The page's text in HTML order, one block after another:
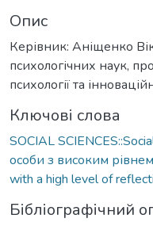
Опис
Керівник: Аніщенко
психологічних наук,
психології та
Ключові слова
SOCIAL
особи з високим
with a high level of
Бібліографічний